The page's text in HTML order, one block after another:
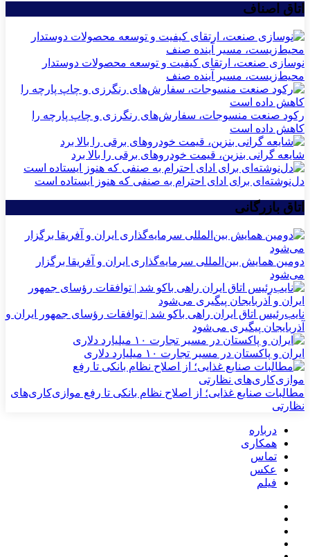
اتاق اصناف
نوسازی صنعت، ارتقای کیفیت و توسعه محصولات دوستدار
محیط‌زیست، مسیر آینده صنف
رکود صنعت منسوجات، سفارش‌های رنگرزی و چاپ پارچه را
کاهش داده است
شایعه گرانی بنزین، قیمت خودروهای برقی را بالا برد
دل‌نوشته‌ای برای ادای احترام به صنفی که هنوز ایستاده است
اتاق بازرگانی
دومین همایش بین‌المللی سرمایه‌گذاری ایران و آفریقا برگزار
می‌شود
نایب‌رئیس اتاق ایران راهی باکو شد | توافقات رؤسای جمهور ایران و
آذربایجان پیگیری می‌شود
ایران و پاکستان در مسیر تجارت ۱۰ میلیارد دلاری
مطالبات صنایع غذایی؛ از اصلاح نظام بانکی تا رفع موازی‌کاری‌های
نظارتی
درباره
همکاری
تماس
عکس
فیلم